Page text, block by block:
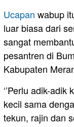
Ucapan wabup
luar biasa dari
sangat
pesantren di
Kabupaten
‘’Perlu adik-
kecil sama
tekun, rajin dan